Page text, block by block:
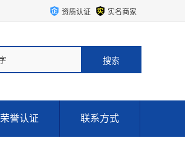
资质认证 实名商家
荣誉认证 联系方式